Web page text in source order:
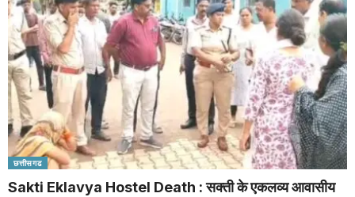
छत्तीसगढ
Sakti Eklavya Hostel Death : सक्ती के एकलव्य आवासीय